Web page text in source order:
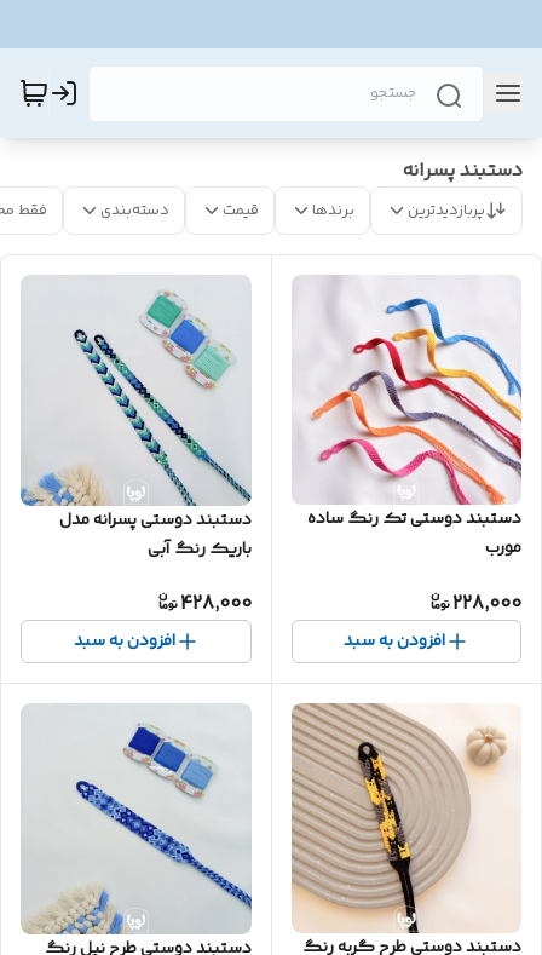
دستبند پسرانه
پربازدیدترین برندها قیمت دسته‌بندی فقط
دستبند دوستی تک رنگ ساده
مورب
228,000
افزودن به سبد
دستبند دوستی پسرانه مدل
باریک رنگ آبی
428,000
افزودن به سبد
دستبند دوستی طرح گربه رنگ
دستبند دوستی طرح نیل رنگ